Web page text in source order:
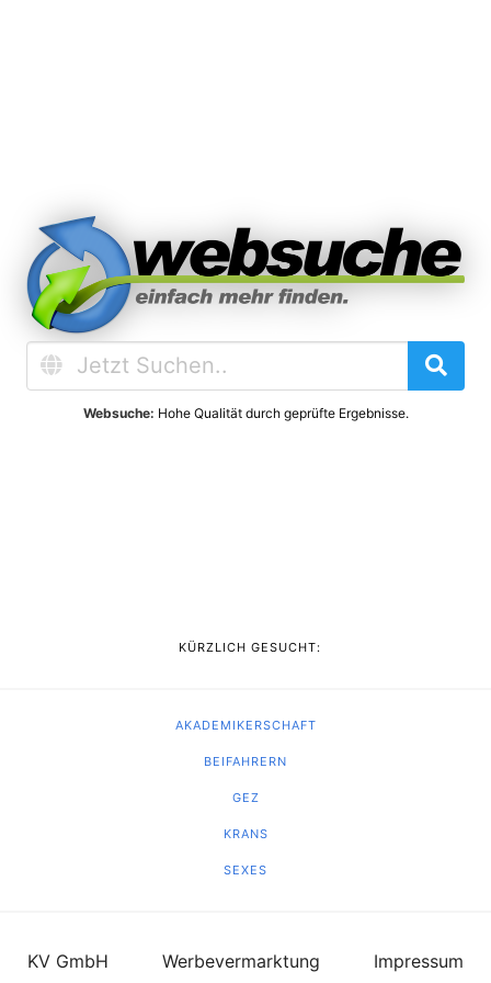
Websuche: Hohe Qualität durch geprüfte Ergebnisse.
KÜRZLICH GESUCHT:
AKADEMIKERSCHAFT
BEIFAHRERN
GEZ
KRANS
SEXES
KV GmbH Werbevermarktung Impressum